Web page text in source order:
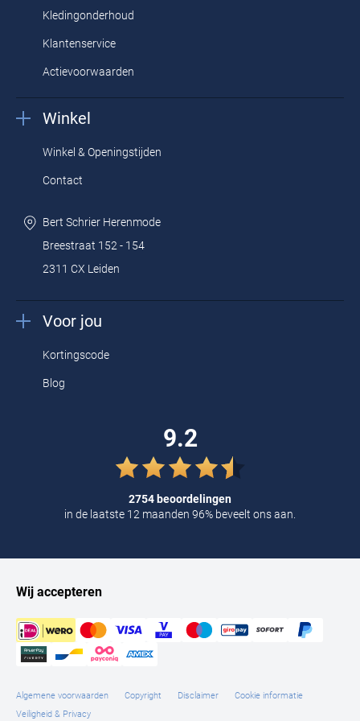
uw favoriete
Kledingonderhoud
Klantenservice
Actievoorwaarden
Winkel
Winkel & Openingstijden
Contact
Bert Schrier Herenmode
Breestraat 152 - 154
2311 CX Leiden
Voor jou
Kortingscode
Blog
9.2
2754 beoordelingen
in de laatste 12 maanden 96% beveelt ons aan.
Wij accepteren
Algemene voorwaarden Copyright Disclaimer
Cookie informatie
Veiligheid & Privacy